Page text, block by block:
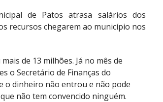
de Patos atrasa salários dos
recursos chegarem ao município nos
de 13 milhões. Já no mês de
o Secretário de Finanças do
o dinheiro não entrou e não pode
não tem convencido ninguém.